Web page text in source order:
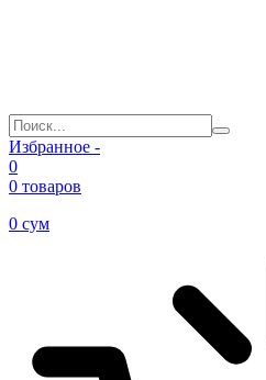
Избранное -
0
0 товаров
0 сум